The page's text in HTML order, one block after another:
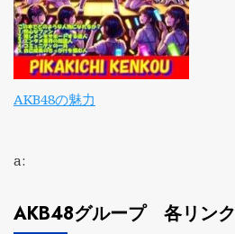
AKB48の魅力
a:
AKB48グループ 各リンク